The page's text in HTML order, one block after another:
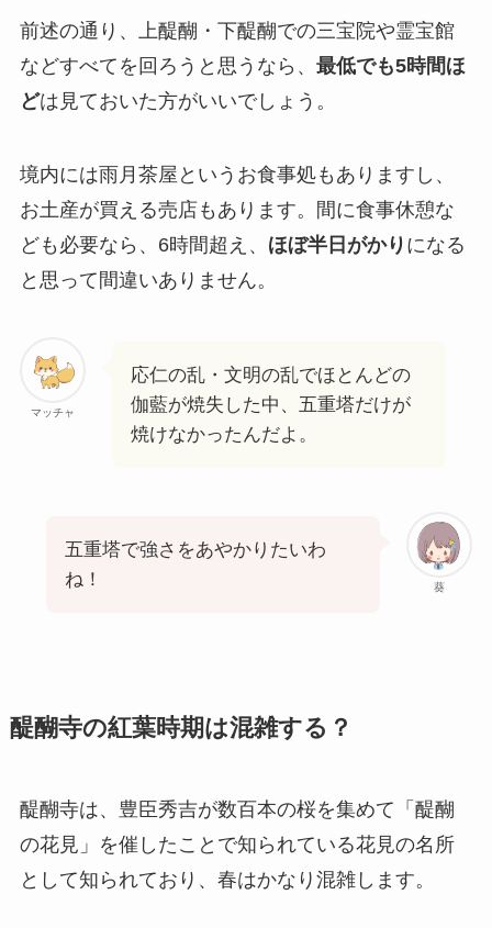
前述の通り、上醍醐・下醍醐での三宝院や霊宝館
などすべてを回ろうと思うなら、 最低でも5時間ほ
どは見ておいた方がいいでしょう。
境内には雨月茶屋というお食事処もありますし、
お土産が買える売店もあります。間に食事休憩な
ども必要なら、6時間超え、 ほぼ半日がかり になる
と思って間違いありません。
マッチャ
応仁の乱・文明の乱でほとんどの
伽藍が焼失した中、五重塔だけが
焼けなかったんだよ。
葵
五重塔で強さをあやかりたいわ
ね！
醍醐寺の紅葉時期は混雑する？
醍醐寺は、豊臣秀吉が数百本の桜を集めて「醍醐
の花見」を催したことで知られている花見の名所
として知られており、春はかなり混雑します。